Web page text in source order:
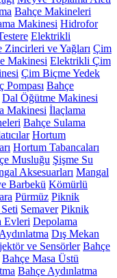
Bahçe Makineleri
Makinesi Hidrofor
Elektrikli
Zincirleri ve Yağları Çim
Makinesi Elektrikli Çim
Çim Biçme Yedek
Pompası Bahçe
Dal Öğütme Makinesi
Makinesi İlaçlama
Bahçe Sulama
Hortum
Hortum Tabancaları
Musluğu Şişme Su
Aksesuarları Mangal
Barbekü Kömürlü
Pürmüz Piknik
Semaver Piknik
Evleri Depolama
Dış Mekan
ve Sensörler Bahçe
Bahçe Masa Üstü
Bahçe Aydınlatma